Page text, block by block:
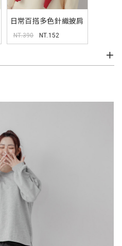
日常百搭多色針織披肩
NT.390 NT.152